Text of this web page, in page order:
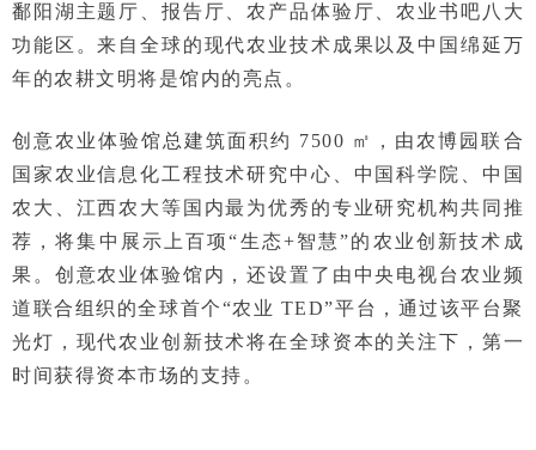
鄱阳湖主题厅、报告厅、农产品体验厅、农业书吧八大
功能区。来自全球的现代农业技术成果以及中国绵延万
年的农耕文明将是馆内的亮点。
创意农业体验馆总建筑面积约 7500 ㎡，由农博园联合
国家农业信息化工程技术研究中心、中国科学院、中国
农大、江西农大等国内最为优秀的专业研究机构共同推
荐，将集中展示上百项“生态+智慧”的农业创新技术成
果。创意农业体验馆内，还设置了由中央电视台农业频
道联合组织的全球首个“农业 TED”平台，通过该平台聚
光灯，现代农业创新技术将在全球资本的关注下，第一
时间获得资本市场的支持。